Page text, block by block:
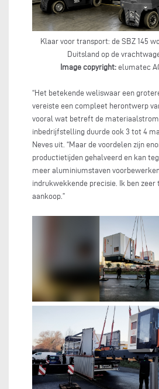
Klaar voor transport: de SBZ 145
Duitsland op de
Image copyright: elumatec
“Het betekende weliswaar een
vereiste een compleet herontwerp
vooral wat betreft de
inbedrijfstelling duurde ook 3 tot 4
Neves uit. “Maar de voordelen zijn
productietijden gehalveerd en kan
meer aluminiumstaven
indrukwekkende precisie. Ik ben zeer
aankoop.”